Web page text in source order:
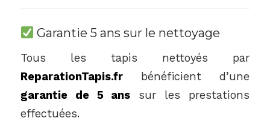
Garantie 5 ans sur le nettoyage
Tous les tapis nettoyés par
ReparationTapis.frbénéficient d’une
garantie de 5 ans sur les prestations
effectuées.